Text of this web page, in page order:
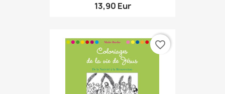
13,90 Eur
favorite_border